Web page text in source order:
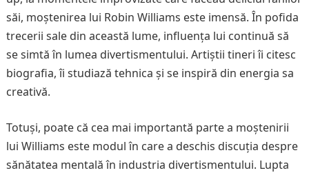
săi, moștenirea lui Robin Williams este imensă. În pofida
trecerii sale din această lume, influența lui continuă să
se simtă în lumea divertismentului. Artiștii tineri îi citesc
biografia, îi studiază tehnica și se inspiră din energia sa
creativă.
Totuși, poate că cea mai importantă parte a moștenirii
lui Williams este modul în care a deschis discuția despre
sănătatea mentală în industria divertismentului. Lupta